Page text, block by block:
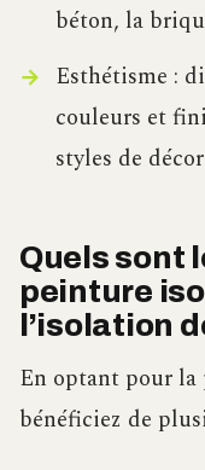
béton, la
Esthétisme :
couleurs et
styles de
Quels sont
peinture
l’isolation
En optant pour
bénéficiez de